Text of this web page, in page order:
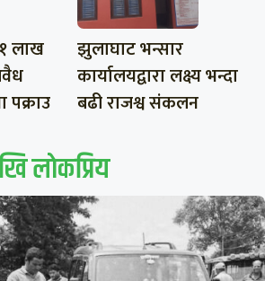
लाख
पक्राउ
झुलाघाट भन्सार
कार्यालयद्वारा लक्ष्य भन्दा
बढी राजश्व संकलन
लाेकप्रिय